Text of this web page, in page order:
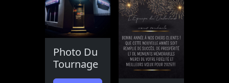
Photo Du
Tournage